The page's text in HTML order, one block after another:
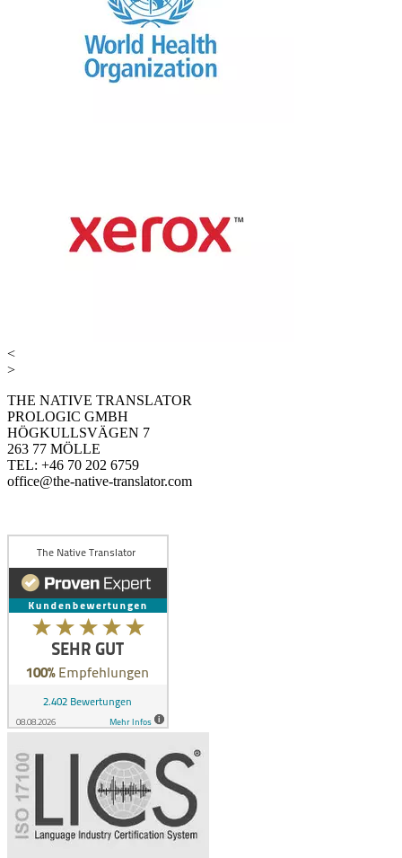
<
>
THE NATIVE TRANSLATOR
PROLOGIC GMBH
HÖGKULLSVÄGEN 7
263 77 MÖLLE
TEL: +46 70 202 6759
office@the-native-translator.com